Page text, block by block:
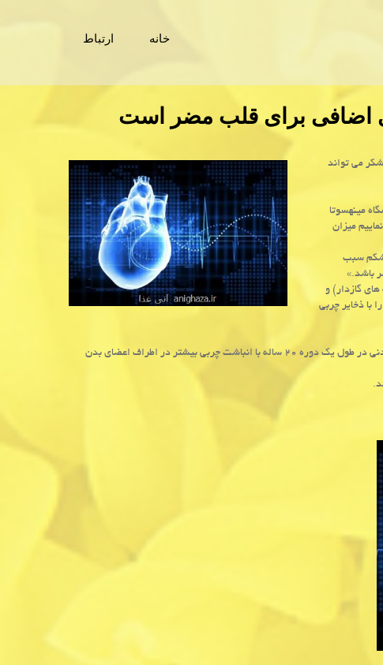
خانه ارتباط
اضافی برای قلب مضر است
می تواند
مینه­سوتا
میزان
شکم سبب
باشد.»
گازدار) و
با ذخایر چربی
یافته ها نشان داد مصرف مقادیر بیشتر نوشیدنی های قندی و موادقندی افزودنی در طول یک دوره ۲۰ ساله با انباشت چربی بیشتر در اطراف اعضای بدن